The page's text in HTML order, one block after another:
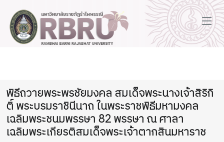
พิธีถวายพระพรชัยมงคล สมเด็จพระนางเจ้าสิริกิ
ติ์ พระบรมราชินีนาถ ในพระราชพิธีมหามงคล
เฉลิมพระชนมพรรษา 82 พรรษา ณ ศาลา
เฉลิมพระเกียรติสมเด็จพระเจ้าตากสินมหาราช